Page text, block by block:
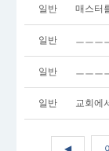
일반 매스터
일반 ㅡㅡㅡ
일반 ㅡㅡㅡ
일반 교회에
◀